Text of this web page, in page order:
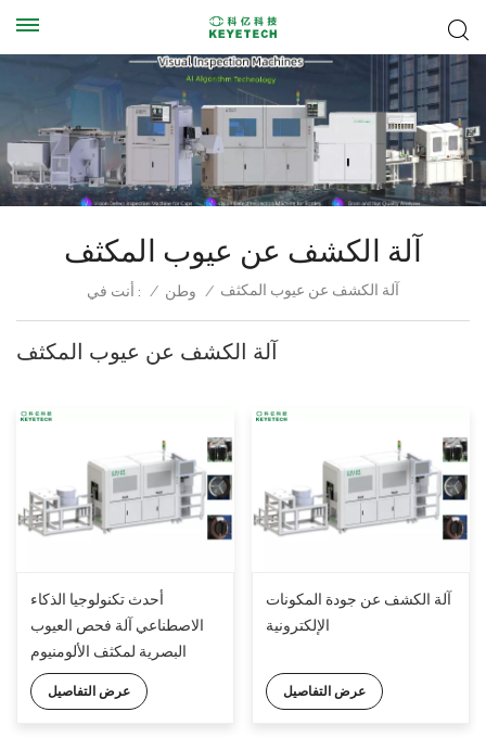
آلة الكشف عن عيوب المكثف
أنت في : / وطن / آلة الكشف عن عيوب المكثف
آلة الكشف عن عيوب المكثف
أحدث تكنولوجيا الذكاء
الاصطناعي آلة فحص العيوب
البصرية لمكثف الألومنيوم
كهربائيا مع 14 كاميرا صناعية
عالية الدقة
عرض التفاصيل
آلة الكشف عن جودة المكونات
الإلكترونية
عرض التفاصيل